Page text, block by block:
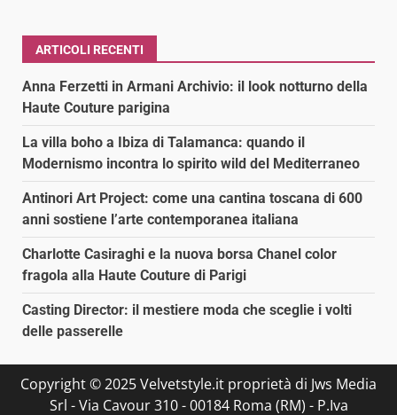
ARTICOLI RECENTI
Anna Ferzetti in Armani Archivio: il look notturno della
Haute Couture parigina
La villa boho a Ibiza di Talamanca: quando il
Modernismo incontra lo spirito wild del Mediterraneo
Antinori Art Project: come una cantina toscana di 600
anni sostiene l’arte contemporanea italiana
Charlotte Casiraghi e la nuova borsa Chanel color
fragola alla Haute Couture di Parigi
Casting Director: il mestiere moda che sceglie i volti
delle passerelle
Copyright © 2025 Velvetstyle.it proprietà di Jws Media
Srl - Via Cavour 310 - 00184 Roma (RM) - P.Iva